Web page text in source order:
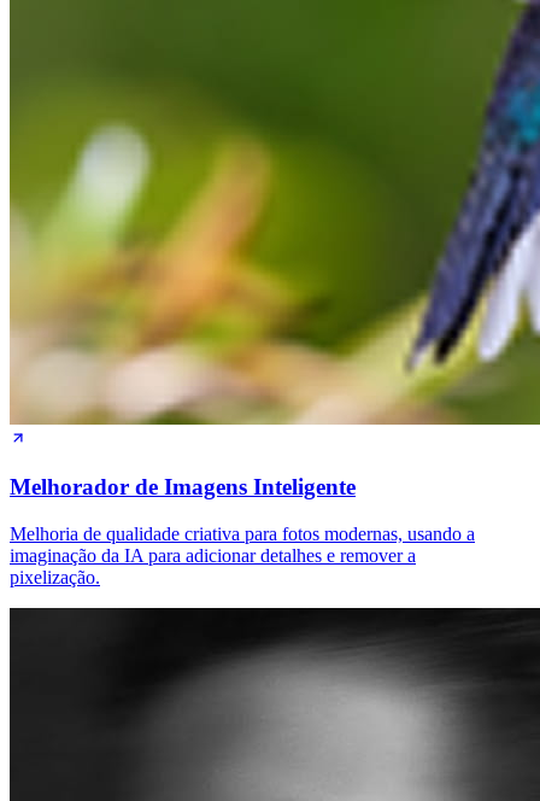
Melhorador de Imagens Inteligente
Melhoria de qualidade criativa para fotos modernas, usando a
imaginação da IA para adicionar detalhes e remover a
pixelização.